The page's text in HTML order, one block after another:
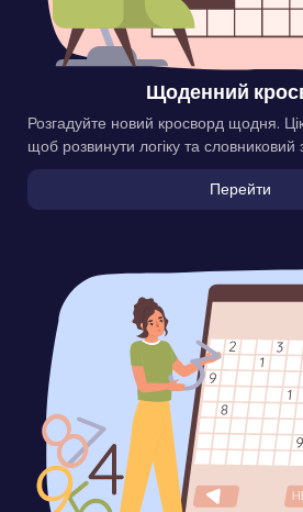
Щоденний
Розгадуйте новий кросворд щодня.
щоб розвинути логіку та словниковий
Перейти